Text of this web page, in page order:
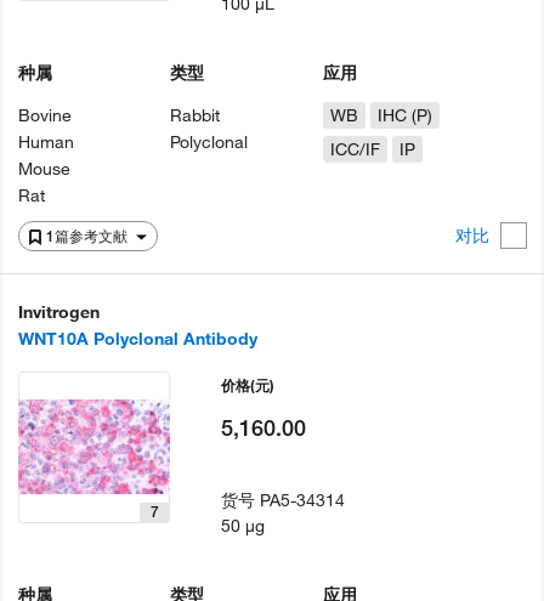
1篇参考文献 对比
种属
Bovine
Human
Mouse
Rat
类型
Rabbit
Polyclonal
应用
WB
IHC (P)
ICC/IF
IP
Invitrogen
WNT10A Polyclonal Antibody
7
种属 类型 应用
价格(元)
5,160.00
货号 PA5-34314
50 µg